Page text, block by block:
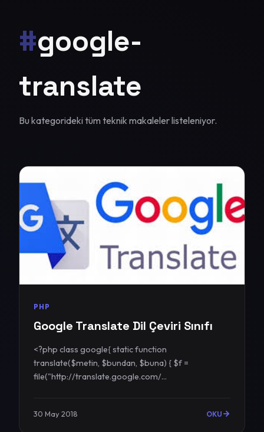
#google-
translate
Bu kategorideki tüm teknik makaleler listeleniyor.
PHP
Google Translate Dil Çeviri Sınıfı
<?php class google{ static function
translate($metin, $bundan, $buna) { $f =
file("http://translate.google.com/...
30 May 2018 OKU